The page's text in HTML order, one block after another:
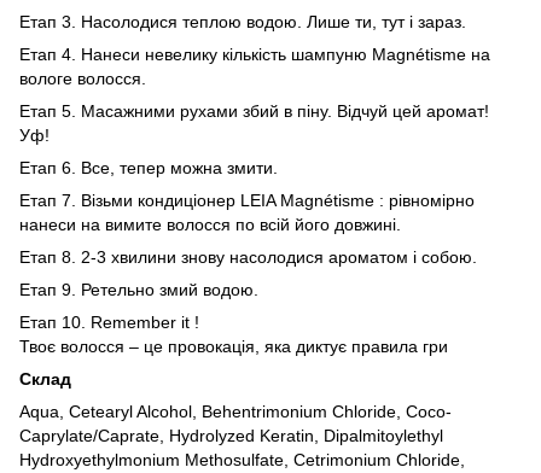
Етап 3. Насолодися теплою водою. Лише ти, тут і зараз.
Етап 4. Нанеси невелику кількість шампуню Magnétisme на
вологе волосся.
Етап 5. Масажними рухами збий в піну. Відчуй цей аромат!
Уф!
Етап 6. Все, тепер можна змити.
Етап 7. Візьми кондиціонер LEIA Magnétisme : рівномірно
нанеси на вимите волосся по всій його довжині.
Етап 8. 2-3 хвилини знову насолодися ароматом і собою.
Етап 9. Ретельно змий водою.
Етап 10. Remember it !
Твоє волосся – це провокація, яка диктує правила гри
Склад
Aqua, Cetearyl Alcohol, Behentrimonium Chloride, Coco-
Caprylate/Caprate, Hydrolyzed Keratin, Dipalmitoylethyl
Hydroxyethylmonium Methosulfate, Cetrimonium Chloride,